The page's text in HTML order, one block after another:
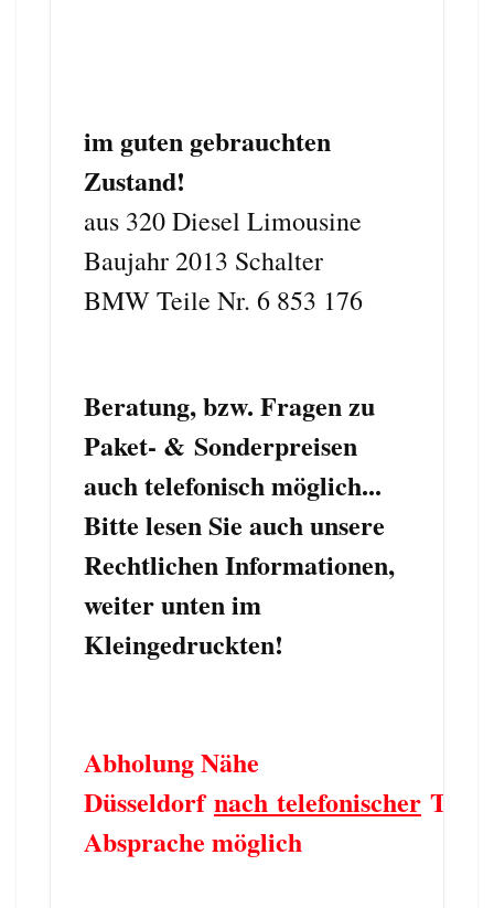
im guten gebrauchten
Zustand!
aus 320 Diesel Limousine
Baujahr 2013 Schalter
BMW Teile Nr. 6 853 176
Beratung, bzw. Fragen zu
Paket- & Sonderpreisen
auch telefonisch möglich...
Bitte lesen Sie auch unsere
Rechtlichen Informationen,
weiter unten im
Kleingedruckten!
Abholung Nähe
Düsseldorfnach telefonischer
Absprache möglich